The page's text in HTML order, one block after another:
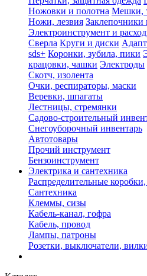
Ножовки и полотна Мешки,
Ножи, лезвия Заклепочники
Электроинструмент и
Сверла Круги и диски
sds+ Коронки, зубила, пики
крацовки, чашки Электроды
Скотч, изолента
Очки, респираторы, маски
Веревки, шпагаты
Лестницы, стремянки
Садово-строительный
Снегоуборочный инвентарь
Автотовары
Прочий инструмент
Бензоинструмент
Электрика и сантехника
Распределительные
Сантехника
Клеммы, сизы
Кабель-канал, гофра
Кабель, провод
Лампы, патроны
Розетки, выключатели,